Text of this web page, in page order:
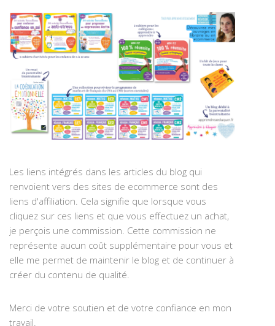
Les liens intégrés dans les articles du blog qui
renvoient vers des sites de ecommerce sont des
liens d'affiliation. Cela signifie que lorsque vous
cliquez sur ces liens et que vous effectuez un achat,
je perçois une commission. Cette commission ne
représente aucun coût supplémentaire pour vous et
elle me permet de maintenir le blog et de continuer à
créer du contenu de qualité.
Merci de votre soutien et de votre confiance en mon
travail.